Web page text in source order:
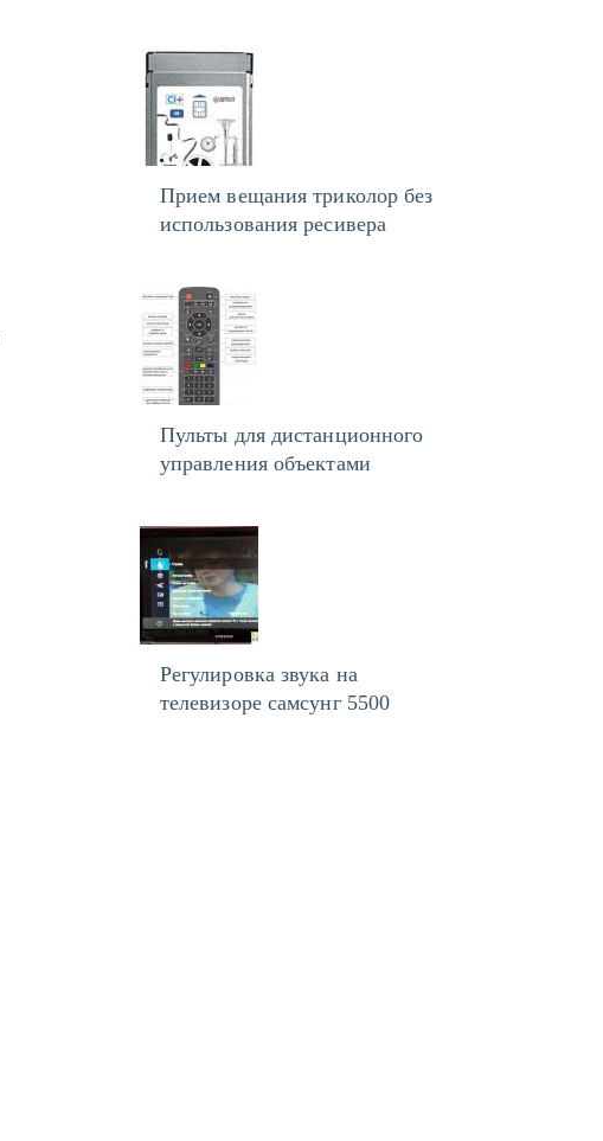
Прием вещания триколор без
использования ресивера
Пульты для дистанционного
управления объектами
Регулировка звука на
телевизоре самсунг 5500